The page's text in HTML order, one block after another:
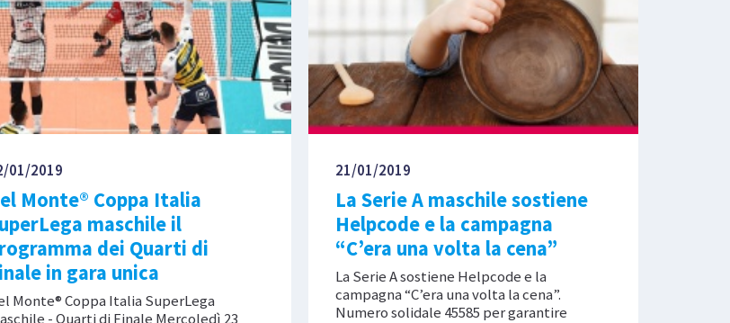
01/2019
Monte® Coppa Italia
maschile il
dei Quarti di
in gara unica
Monte® Coppa Italia SuperLega
- Quarti di Finale Mercoledì 23
21/01/2019
La Serie A maschile sostiene
Helpcode e la campagna
“C’era una volta la cena”
La Serie A sostiene Helpcode e la
campagna “C’era una volta la cena”.
Numero solidale 45585 per garantire